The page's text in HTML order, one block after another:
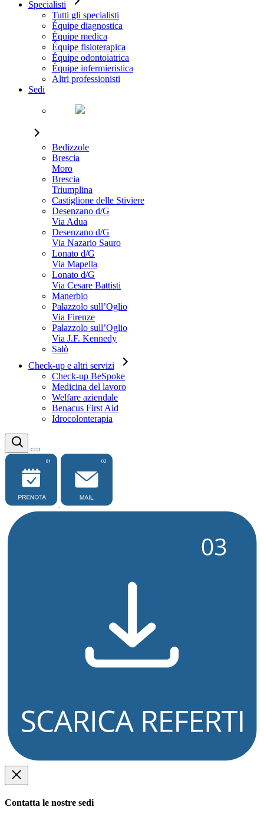
Specialisti
Tutti gli specialisti
Équipe diagnostica
Équipe medica
Équipe fisioterapica
Équipe odontoiatrica
Équipe infermieristica
Altri professionisti
Sedi
Bedizzole
Brescia
Moro
Brescia
Triumplina
Castiglione delle Stiviere
Desenzano d/G
Via Adua
Desenzano d/G
Via Nazario Sauro
Lonato d/G
Via Mapella
Lonato d/G
Via Cesare Battisti
Manerbio
Palazzolo sull’Oglio
Via Firenze
Palazzolo sull’Oglio
Via J.F. Kennedy
Salò
Check-up e altri servizi
Check-up BeSpoke
Medicina del lavoro
Welfare aziendale
Benacus First Aid
Idrocolonterapia
Contatta le nostre sedi